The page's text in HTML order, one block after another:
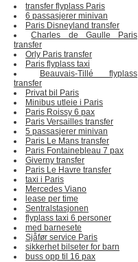
transfer flyplass Paris
6 passasjerer minivan
Paris Disneyland transfer
Charles de Gaulle Paris
transfer
Orly Paris transfer
Paris flyplass taxi
Beauvais-Tillé flyplass
transfer
Privat bil Paris
Minibus utleie i Paris
Paris Roissy 6 pax
Paris Versailles transfer
5 passasjerer minivan
Paris Le Mans transfer
Paris Fontainebleau 7 pax
Giverny transfer
Paris Le Havre transfer
taxi i Paris
Mercedes Viano
lease per time
Sentralstasjonen
flyplass taxi 6 personer
med barnesete
Sjåfør service Paris
sikkerhet bilseter for barn
buss opp til 16 pax